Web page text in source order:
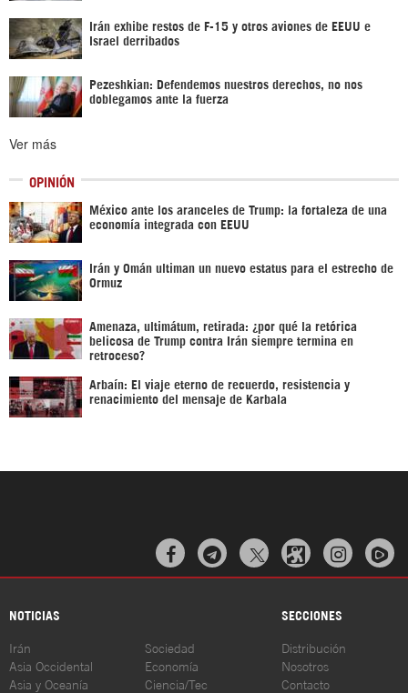
Irán exhibe restos de F-15 y otros aviones de EEUU e
Israel derribados
Pezeshkian: Defendemos nuestros derechos, no nos
doblegamos ante la fuerza
Ver más
OPINIÓN
México ante los aranceles de Trump: la fortaleza de una
economía integrada con EEUU
Irán y Omán ultiman un nuevo estatus para el estrecho de
Ormuz
Amenaza, ultimátum, retirada: ¿por qué la retórica
belicosa de Trump contra Irán siempre termina en
retroceso?
Arbaín: El viaje eterno de recuerdo, resistencia y
renacimiento del mensaje de Karbala
  
NOTICIAS SECCIONES
Irán
Asia Occidental
Asia y Oceanía
Sociedad
Economía
Ciencia/Tec
Distribución
Nosotros
Contacto